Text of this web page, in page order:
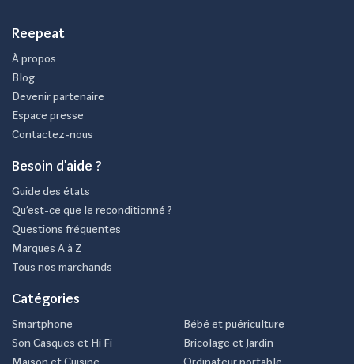
Reepeat
À propos
Blog
Devenir partenaire
Espace presse
Contactez-nous
Besoin d'aide ?
Guide des états
Qu’est-ce que le reconditionné ?
Questions fréquentes
Marques A à Z
Tous nos marchands
Catégories
Smartphone
Son Casques et Hi Fi
Bébé et puériculture
Bricolage et Jardin